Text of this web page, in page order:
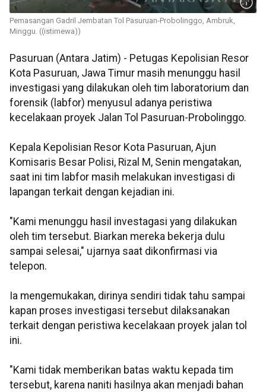
Pemasangan Gadril Jembatan Tol Pasuruan-Probolinggo, Ambruk,
Minggu. ((istimewa))
Pasuruan (Antara Jatim) - Petugas Kepolisian Resor
Kota Pasuruan, Jawa Timur masih menunggu hasil
investigasi yang dilakukan oleh tim laboratorium dan
forensik (labfor) menyusul adanya peristiwa
kecelakaan proyek Jalan Tol Pasuruan-Probolinggo.
Kepala Kepolisian Resor Kota Pasuruan, Ajun
Komisaris Besar Polisi, Rizal M, Senin mengatakan,
saat ini tim labfor masih melakukan investigasi di
lapangan terkait dengan kejadian ini.
"Kami menunggu hasil investagasi yang dilakukan
oleh tim tersebut. Biarkan mereka bekerja dulu
sampai selesai," ujarnya saat dikonfirmasi via
telepon.
Ia mengemukakan, dirinya sendiri tidak tahu sampai
kapan proses investigasi tersebut dilaksanakan
terkait dengan peristiwa kecelakaan proyek jalan tol
ini.
"Kami tidak memberikan batas waktu kepada tim
tersebut, karena naniti hasilnya akan menjadi bahan